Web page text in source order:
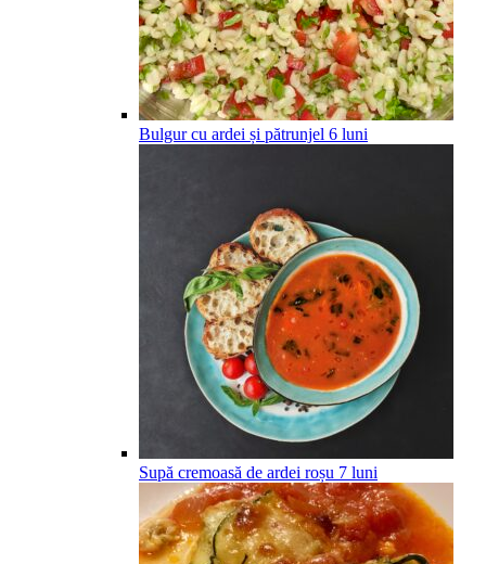
Bulgur cu ardei și pătrunjel 6 luni
Supă cremoasă de ardei roșu 7 luni